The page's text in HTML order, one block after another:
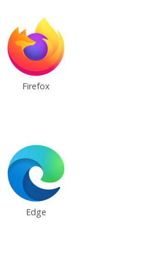
Firefox
Edge